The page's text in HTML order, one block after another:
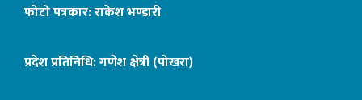
फोटो पत्रकार: राकेश भण्डारी
प्रदेश प्रतिनिधि: गणेश क्षेत्री (पोखरा)